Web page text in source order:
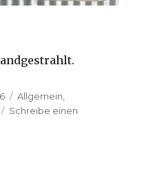
Kategorien
Allgemein
Schreibe einen